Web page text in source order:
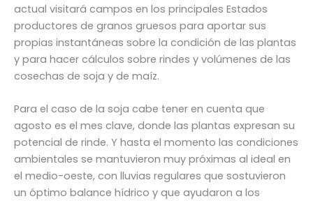
actual visitará campos en los principales Estados
productores de granos gruesos para aportar sus
propias instantáneas sobre la condición de las plantas
y para hacer cálculos sobre rindes y volúmenes de las
cosechas de soja y de maíz.
Para el caso de la soja cabe tener en cuenta que
agosto es el mes clave, donde las plantas expresan su
potencial de rinde. Y hasta el momento las condiciones
ambientales se mantuvieron muy próximas al ideal en
el medio-oeste, con lluvias regulares que sostuvieron
un óptimo balance hídrico y que ayudaron a los